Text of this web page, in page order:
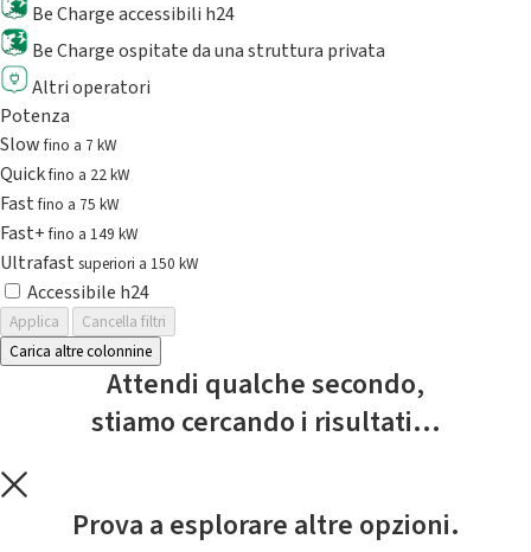
Be Charge accessibili h24
Be Charge ospitate da una struttura privata
Altri operatori
Potenza
Slowfino a 7 kW
Quickfino a 22 kW
Fastfino a 75 kW
Fast+fino a 149 kW
Ultrafast superiori a 150 kW
Accessibile h24
Applica
Cancella filtri
Carica altre colonnine
Attendi qualche secondo,
stiamo cercando i risultati...
Prova a esplorare altre opzioni.